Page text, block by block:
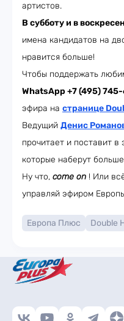
артистов.
В субботу и в
имена кандидатов на
нравится больше!
Чтобы поддержать
WhatsApp +7 (495)
эфира на странице
Ведущий Денис
прочитает и поставит
которые наберут
Ну что, come on ! Или
управляй эфиром
Европа Плюс Double